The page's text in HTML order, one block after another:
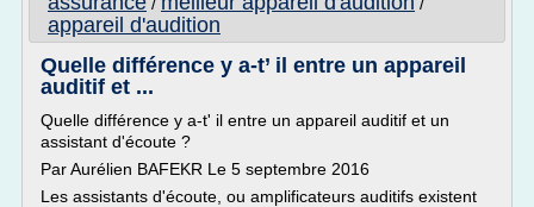
appareil d'audition
Quelle différence y a-t’ il entre un appareil
auditif et ...
Quelle différence y a-t' il entre un appareil auditif et un
assistant d'écoute ?
Par Aurélien BAFEKR Le 5 septembre 2016
Les assistants d'écoute, ou amplificateurs auditifs existent